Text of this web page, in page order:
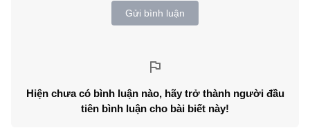
Gửi bình luận
Hiện chưa có bình luận nào, hãy trở thành người đầu
tiên bình luận cho bài biết này!